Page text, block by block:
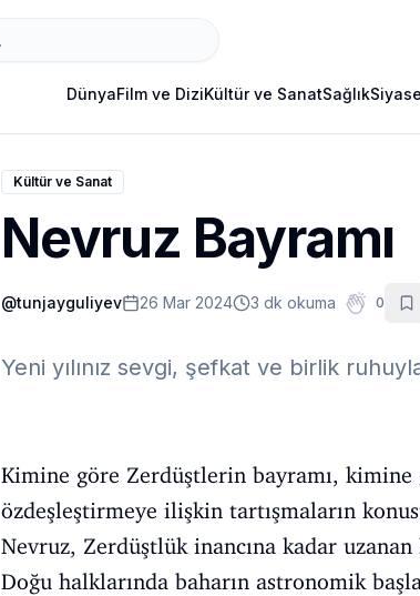
DünyaFilm ve DiziKültür ve SanatSağlık
Kültür ve Sanat
Nevruz Bayramı
@tunjayguliyev 26 Mar 2024 3 dk okuma 0
Yeni yılınız sevgi, şefkat ve birlik
Kimine göre Zerdüştlerin bayramı,
özdeşleştirmeye ilişkin tartışmaların
Nevruz, Zerdüştlük inancına kadar
Doğu halklarında baharın astronomik